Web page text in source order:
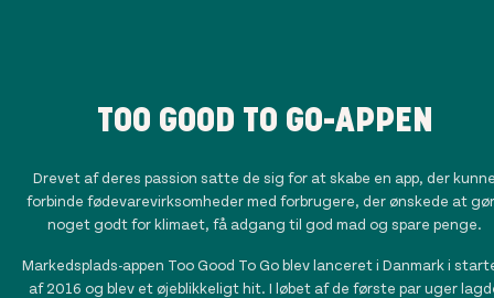
TOO GOOD TO GO-APPEN
Drevet af deres passion satte de sig for at skabe en app, der
forbinde fødevarevirksomheder med forbrugere, der ønskede at
noget godt for klimaet, få adgang til god mad og spare penge.
Markedsplads-appen Too Good To Go blev lanceret i Danmark i
af 2016 og blev et øjeblikkeligt hit. I løbet af de første par uger